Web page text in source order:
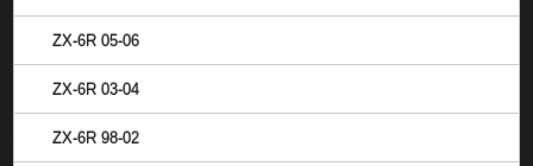
ZX-6R 05-06
ZX-6R 03-04
ZX-6R 98-02